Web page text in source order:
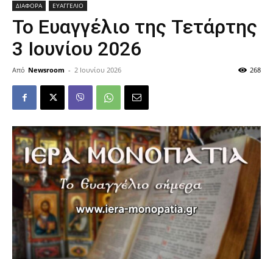
ΔΙΑΦΟΡΑ ΕΥΑΓΓΕΛΙΟ
Το Ευαγγέλιο της Τετάρτης
3 Ιουνίου 2026
Από Newsroom - 2 Ιουνίου 2026 268